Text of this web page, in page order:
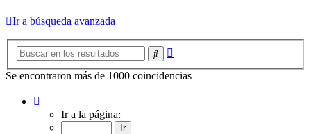
Ir a búsqueda avanzada
Buscar
Se encontraron más de 1000 coincidencias
Ir a la página: